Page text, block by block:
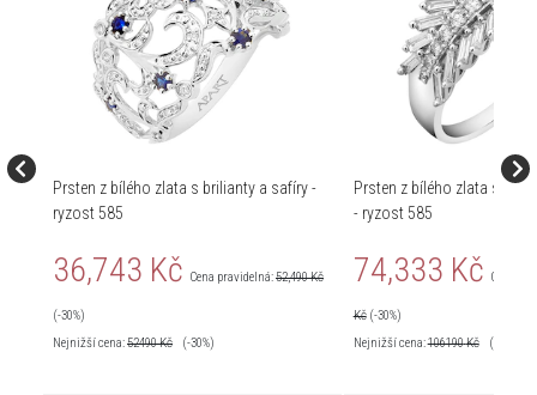
Prsten z bílého zlata s brilianty a safíry -
ryzost 585
36,743 Kč Cena pravidelná:52,490 Kč
(-30%)
Nejnižší cena:52490Kč (-30%)
Prsten z bílého zlata s
- ryzost 585
74,333 Kč Cena
Kč (-30%)
Nejnižší cena:106190Kč (-30%)